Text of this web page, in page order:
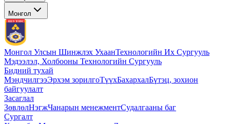
Монгол
Монгол Улсын Шинжлэх УхаанТехнологийн Их Сургууль
Мэдээлэл, Холбооны Технологийн Сургууль
Бидний тухай
МэндчилгээЭрхэм зорилгоТүүхБахархалБүтэц, зохион
байгуулалт
Засаглал
ЗөвлөлНэгжЧанарын менежментСудалгааны баг
Сургалт